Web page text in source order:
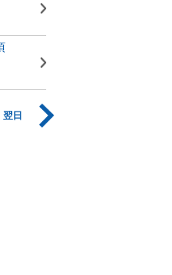
翌日